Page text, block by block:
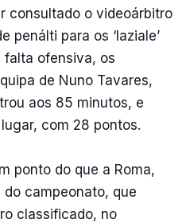
consultado o videoárbitro
penálti para os ‘laziale’
falta ofensiva, os
de Nuno Tavares,
aos 85 minutos, e
com 28 pontos.
ponto do que a Roma,
campeonato, que
classificado, no